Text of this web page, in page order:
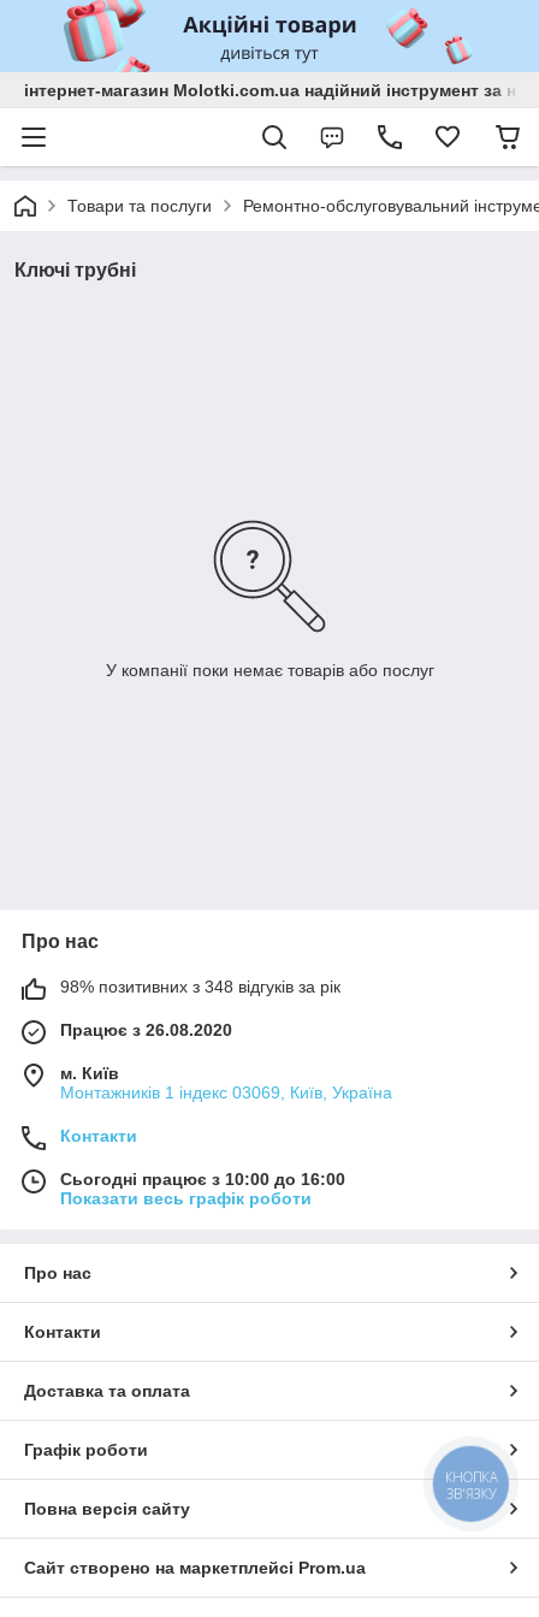
інтернет-магазин Molotki.com.ua надійний інструмент за
Товари та послуги Ремонтно-обслуговувальний
Ключі трубні
У компанії поки немає товарів або послуг
Про нас
98% позитивних з 348 відгуків за рік
Працює з 26.08.2020
м. Київ
Монтажників 1 індекс 03069, Київ, Україна
Контакти
Сьогодні працює з 10:00 до 16:00
Показати весь графік роботи
Про нас
Контакти
Доставка та оплата
Графік роботи
Повна версія сайту
Сайт створено на маркетплейсі Prom.ua
КНОПКА
ЗВ'ЯЗКУ